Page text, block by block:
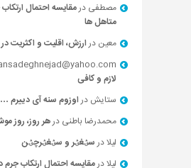
مصطفی درمقایسه احتمال
متاهل ها
معین درارزش، اقلیت و اکثریت در
لازم و کافی
ستایش دراوزوم سنه آی دییرم …
محمدرضا باطنی درهر روز، روز
لیلادرسؽغؽر و سؽغؽرچؽن
لیلادرمقایسه احتمال ارتکاب